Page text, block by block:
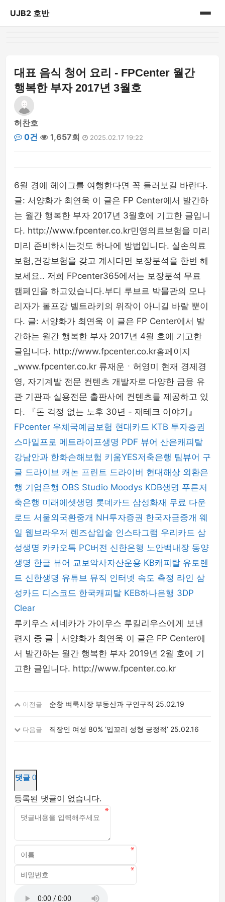
UJB2 호반
대표 음식 청어 요리 - FPCenter 월간
행복한 부자 2017년 3월호
허찬호
0건
1,657회 2025.02.17 19:22
6월 경에 헤이그를 여행한다면 꼭 들러보길 바란다.
글: 서양화가 최연욱 이 글은 FP Center에서 발간하
는 월간 행복한 부자 2017년 3월호에 기고한 글입니
다. http://www.fpcenter.co.kr민영의료보험을 미리
미리 준비하시는것도 하나에 방법입니다. 실손의료
보험,건강보험을 갖고 계시다면 보장분석을 한번 해
보세요.. 저희 FPcenter365에서는 보장분석 무료
캠페인을 하고있습니다.부디 루브르 박물관의 모나
리자가 볼프강 벨트라키의 위작이 아니길 바랄 뿐이
다. 글: 서양화가 최연욱 이 글은 FP Center에서 발
간하는 월간 행복한 부자 2017년 4월 호에 기고한
글입니다. http://www.fpcenter.co.kr홈페이지
_www.fpcenter.co.kr 류재운ㆍ허영미 현재 경제경
영, 자기계발 전문 컨텐츠 개발자로 다양한 금융 유
관 기관과 실용전문 출판사에 컨텐츠를 제공하고 있
다. 『돈 걱정 없는 노후 30년 - 재테크 이야기』
FPcenter 우체국예금보험 현대카드 KTB 투자증권
스마일프로 메트라이프생명 PDF 뷰어 산은캐피탈
강남안과 한화손해보험 키움YES저축은행 팀뷰어 구
글 드라이브 캐논 프린트 드라이버 현대해상 외환은
행 기업은행 OBS Studio Moodys KDB생명 푸른저
축은행 미래에셋생명 롯데카드 삼성화재 무료 다운
로드 서울외국환중개 NH투자증권 한국자금중개 웨
일 웹브라우저 렌즈삽입술 인스타그램 우리카드 삼
성생명 카카오톡 PC버전 신한은행 노안백내장 동양
생명 한글 뷰어 교보악사자산운용 KB캐피탈 유토렌
트 신한생명 유튜브 뮤직 인터넷 속도 측정 라인 삼
성카드 디스코드 한국캐피탈 KEB하나은행 3DP
Clear
루키우스 세네카가 가이우스 루킬리우스에게 보낸
편지 중 글 | 서양화가 최연욱 이 글은 FP Center에
서 발간하는 월간 행복한 부자 2019년 2월 호에 기
고한 글입니다. http://www.fpcenter.co.kr
이전글 순창 벼룩시장 부동산과 구인구직 25.02.19
다음글 직장인 여성 80% ‘입꼬리 성형 긍정적’ 25.02.16
댓글 0
등록된 댓글이 없습니다.